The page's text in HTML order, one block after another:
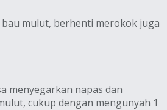
mulut, berhenti merokok juga
menyegarkan napas dan
cukup dengan mengunyah 1